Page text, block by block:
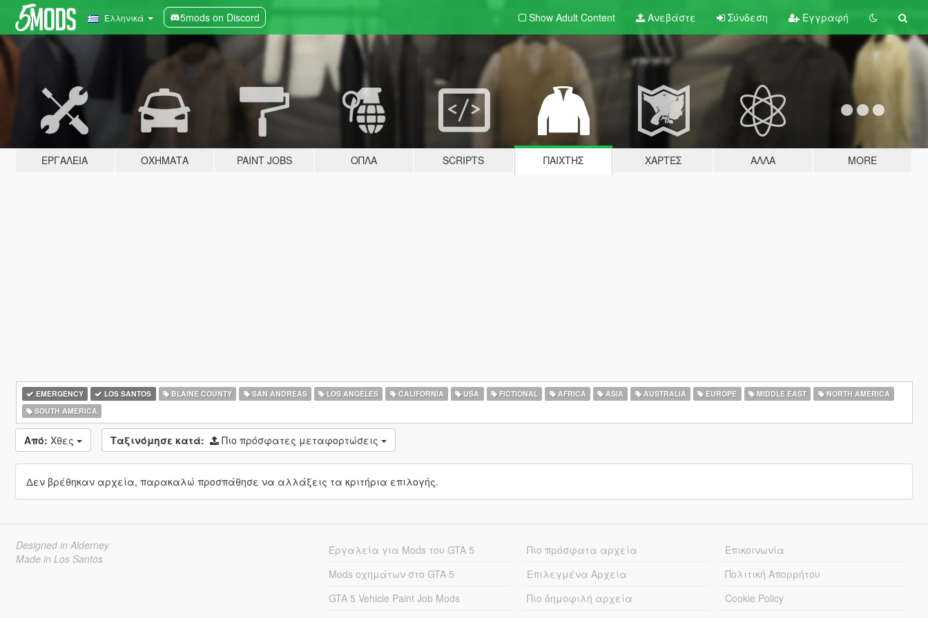
Ελληνικά 5mods on Discord Show Adult Content Ανεβάστε Σύνδεση Εγγραφή
ΕΡΓΑΛΕΊΑ ΟΧΉΜΑΤΑ PAINT JOBS ΌΠΛΑ SCRIPTS ΠΑΊΧΤΗΣ ΧΆΡΤΕΣ ΆΛΛΑ MORE
EMERGENCY LOS SANTOS BLAINE COUNTY SAN ANDREAS LOS ANGELES CALIFORNIA USA FICTIONAL AFRICA ASIA AUSTRALIA EUROPE MIDDLE EAST
NORTH AMERICA
SOUTH AMERICA
Από: Χθες Ταξινόμησε κατά: Πιο πρόσφατες μεταφορτώσεις
Δεν βρέθηκαν αρχεία, παρακαλώ προσπάθησε να αλλάξεις τα κριτήρια επιλογής.
Designed in Alderney
Made in Los Santos
Εργαλεία για Mods του GTA 5
Mods οχημάτων στο GTA 5
GTA 5 Vehicle Paint Job Mods
Πιο πρόσφατα αρχεία
Επιλεγμένα Αρχεία
Πιο δημοφιλή αρχεία
Επικοινωνία
Πολιτική Απορρήτου
Cookie Policy